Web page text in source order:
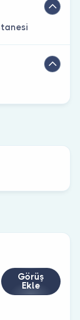
Görüş
Ekle